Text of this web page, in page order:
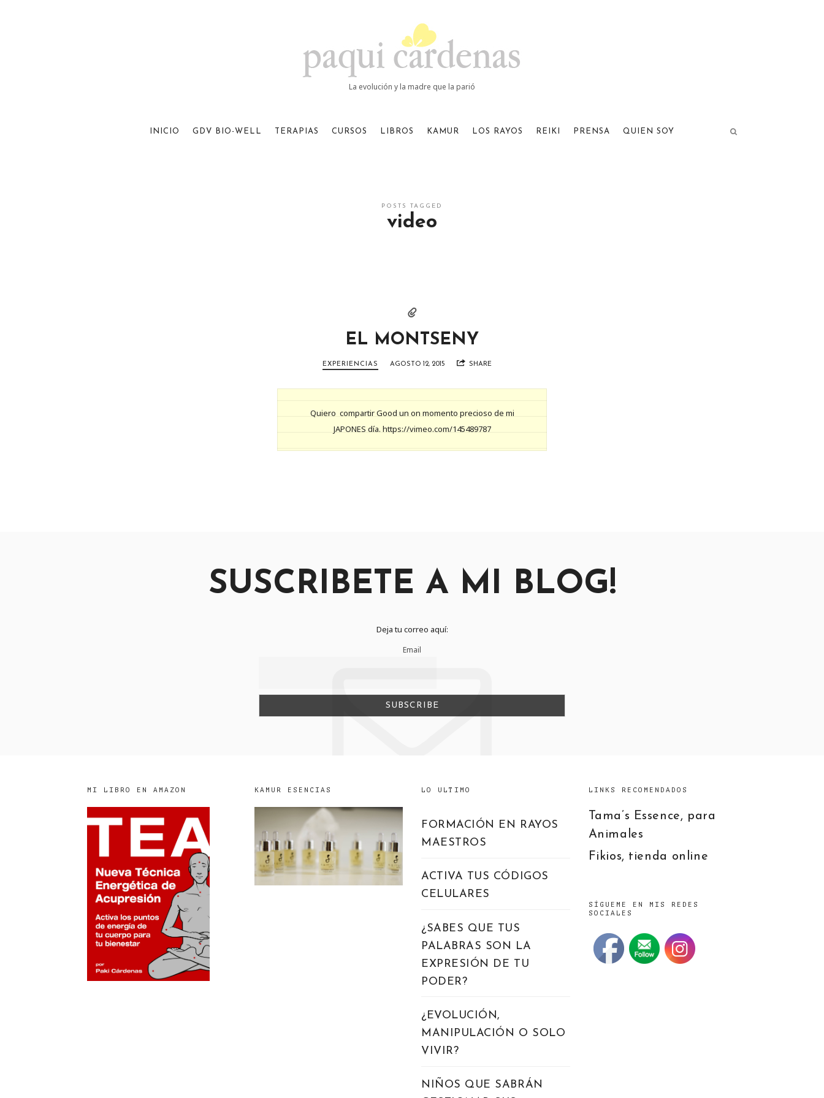
Paqui
Cardenas
La evolución y la madre que la parió
INICIO GDV BIO-WELL TERAPIAS CURSOS LIBROS KAMUR LOS RAYOS REIKI PRENSA QUIEN SOY
POSTS TAGGED
video
EL MONTSENY
EXPERIENCIAS AGOSTO 12, 2015 SHARE
Quiero compartir Good un on momento precioso de mi
JAPONES día. https://vimeo.com/145489787
SUSCRIBETE A MI BLOG!
Deja tu correo aquí:
Email
MI LIBRO EN AMAZON KAMUR ESENCIAS LO ULTIMO
FORMACIÓN EN RAYOS
MAESTROS
ACTIVA TUS CÓDIGOS
CELULARES
¿SABES QUE TUS
PALABRAS SON LA
EXPRESIÓN DE TU
PODER?
¿EVOLUCIÓN,
MANIPULACIÓN O SOLO
VIVIR?
NIÑOS QUE SABRÁN
LINKS RECOMENDADOS
Tama’s Essence, para
Animales
Fikios, tienda online
SÍGUEME EN MIS REDES
SOCIALES